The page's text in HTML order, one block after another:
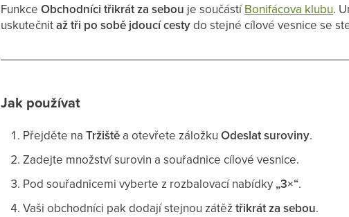
FunkceObchodníci třikrát za sebou je součástíBonifácova klubu.
uskutečnitaž tři po sobě jdoucí cestydo stejné cílové vesnice se
Jak používat
Přejděte naTržiště a otevřete záložkuOdeslat suroviny.
Zadejte množství surovin a souřadnice cílové vesnice.
Pod souřadnicemi vyberte z rozbalovací nabídky „3×“.
Vaši obchodníci pak dodají stejnou zátěžtřikrát za sebou.